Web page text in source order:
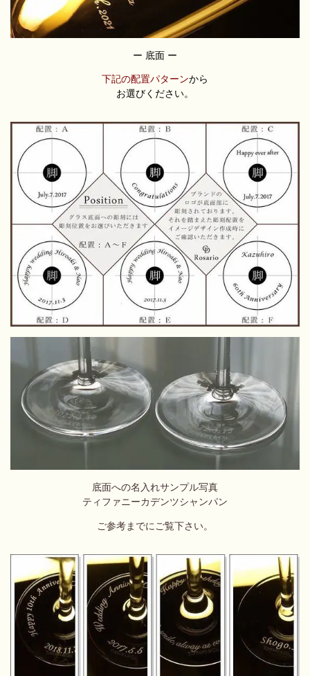
ー 底面 ー
下記の配置パターンから
お選びください。
底面への名入れサンプル写真
ティファニーカデンツシャンパン
ご参考までにご覧下さい。